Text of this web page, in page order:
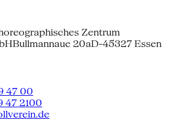
Zentrum
Bullmannaue 20aD-45327 Essen
47 00
47 2100